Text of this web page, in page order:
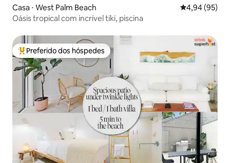
Casa ⋅ West Palm Beach 4,94 de uma
4,94 (95)
Oásis tropical com incrível tiki, piscina
Entre os melhores preferidos dos hóspedes
Preferido dos hóspedes